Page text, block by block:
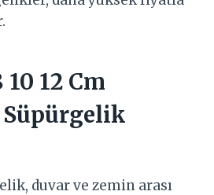
10 12 Cm
duvar ve zemin arası